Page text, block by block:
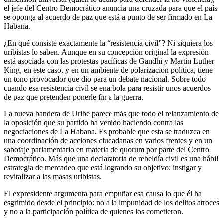
el jefe del Centro Democrático anuncia una cruzada para que el país
se oponga al acuerdo de paz que está a punto de ser firmado en La
Habana.
¿En qué consiste exactamente la “resistencia civil”? Ni siquiera los
uribistas lo saben. Aunque en su concepción original la expresión
está asociada con las protestas pacíficas de Gandhi y Martin Luther
King, en este caso, y en un ambiente de polarización política, tiene
un tono provocador que dio para un debate nacional. Sobre todo
cuando esa resistencia civil se enarbola para resistir unos acuerdos
de paz que pretenden ponerle fin a la guerra.
La nueva bandera de Uribe parece más que todo el relanzamiento de
la oposición que su partido ha venido haciendo contra las
negociaciones de La Habana. Es probable que esta se traduzca en
una coordinación de acciones ciudadanas en varios frentes y en un
sabotaje parlamentario en materia de quorum por parte del Centro
Democrático. Más que una declaratoria de rebeldía civil es una hábil
estrategia de mercadeo que está logrando su objetivo: instigar y
revitalizar a las masas uribistas.
El expresidente argumenta para empuñar esa causa lo que él ha
esgrimido desde el principio: no a la impunidad de los delitos atroces
y no a la participación política de quienes los cometieron.